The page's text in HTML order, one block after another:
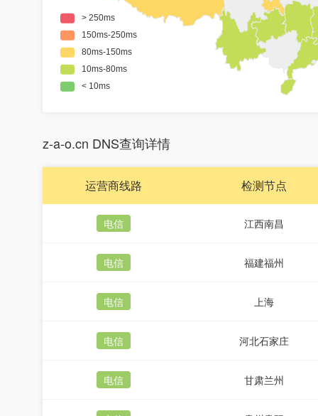
z-a-o.cn DNS查询详情
运营商线路 检测节点
电信 江西南昌
电信 福建福州
电信 上海
电信 河北石家庄
电信 甘肃兰州